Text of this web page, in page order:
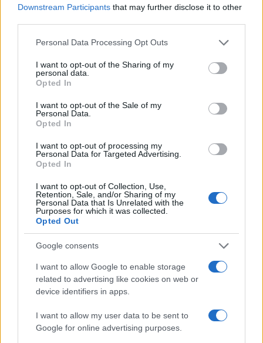
Downstream Participants that may further disclose it to other
Please note that this website/app uses one or more Google
not limited to your visit or usage behaviour. You may click to
grant or deny consent to Google and its third-party tags to
use your data for below specified purposes in below Google
consent section.
Personal Data Processing Opt Outs
I want to opt-out of the Sharing of my
personal data.
Opted In
I want to opt-out of the Sale of my
Personal Data.
Opted In
I want to opt-out of processing my
Personal Data for Targeted Advertising.
Opted In
I want to opt-out of Collection, Use,
Retention, Sale, and/or Sharing of my
Personal Data that Is Unrelated with the
Purposes for which it was collected.
Opted Out
Google consents
I want to allow Google to enable storage
related to advertising like cookies on web or
device identifiers in apps.
I want to allow my user data to be sent to
Google for online advertising purposes.
Πιο δημοφιλή
Κωνσταντίνος Αργυρός και Αλεξάνδρα
Νίκα κάνουν διακοπές με πολυτελές γιοτ
με τα δύο παιδιά τους
Η Άννα Βίσση ξετρελάθηκε με μπάντα που
έπαιζε Τσιτσάνη στο Φισκάρδο και τους
πρότεινε συνεργασία
Θρήνος για τον Λιονέλ Μέσι – Πέθανε ο
πατέρας του, Χόρχε
Ελίζαμπεθ Ελέτσι και Νεκτάριος Λεμονίδης
πήγαν στον Άγιο Νεκτάριο Βούλας για να
πάρουν την ευχή για τον γιο τους
Η FIFA απάντησε στις καταγγελίες για την
ερωμένη του Ινφαντίνο: «Κατηγορηματικά
αναληθείς και δυσφημιστικοί οι ισχυρισμοί»
Πιο σχολιασμένα
Βγήκαν ξανά τα μαχαίρια στην Ελπίδα
Γρατσία και Γαλανός μετέτρεψαν το
κίνημα σε φοβικό αρχηγικό κόμμα»